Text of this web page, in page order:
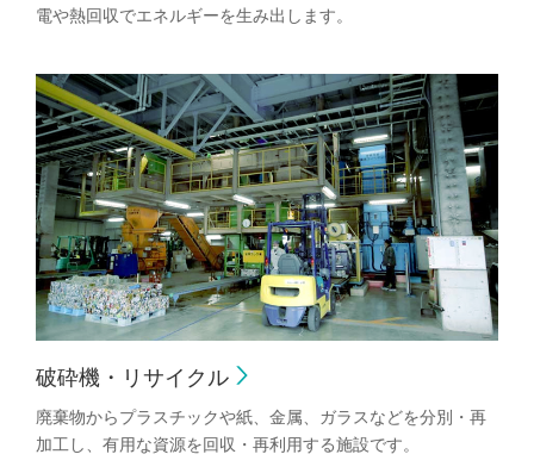
電や熱回収でエネルギーを生み出します。
破砕機・リサイクル
廃棄物からプラスチックや紙、金属、ガラスなどを分別・再
加工し、有用な資源を回収・再利用する施設です。